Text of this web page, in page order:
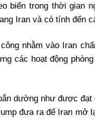
biển trong thời gian
Iran và có tính đến
nhằm vào Iran
các hoạt động
dường như được
đưa ra để Iran mở